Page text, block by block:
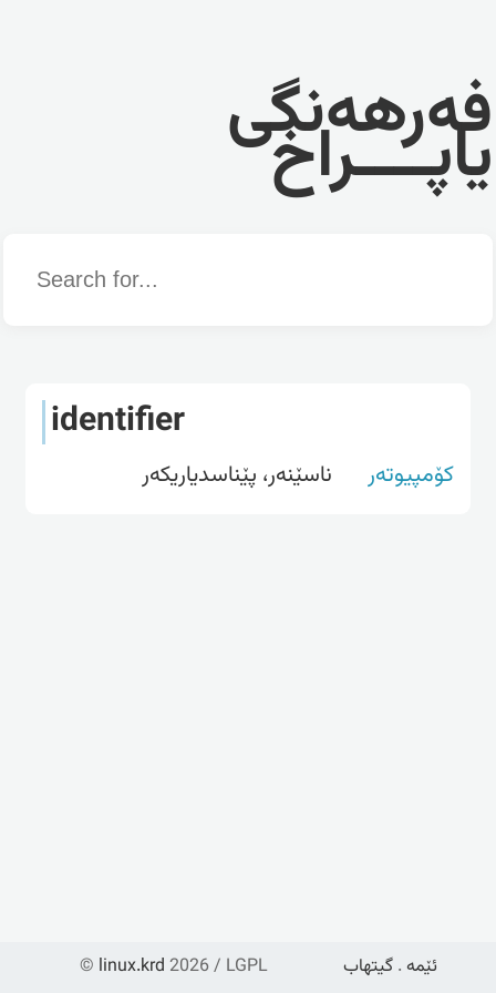
فەرهەنگی
یاپــــراخ
Word
identifier
کۆمپیوتەر ناسێنه‌ر، پێناسدیاریكه‌ر
© linux.krd 2026 / LGPL ئێمە . گیتهاب